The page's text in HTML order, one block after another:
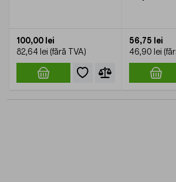
100,00 lei
82,64 lei
56,75 lei
46,90 lei